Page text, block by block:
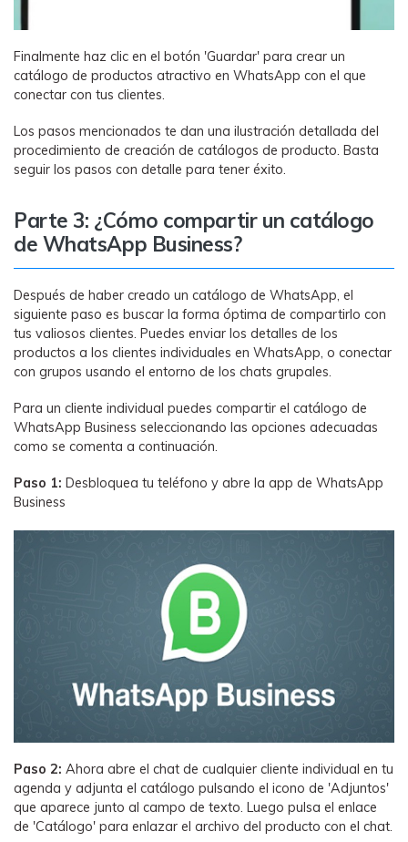
Finalmente haz clic en el botón 'Guardar' para crear un
catálogo de productos atractivo en WhatsApp con el que
conectar con tus clientes.
Los pasos mencionados te dan una ilustración detallada del
procedimiento de creación de catálogos de producto. Basta
seguir los pasos con detalle para tener éxito.
Parte 3: ¿Cómo compartir un catálogo
de WhatsApp Business?
Después de haber creado un catálogo de WhatsApp, el
siguiente paso es buscar la forma óptima de compartirlo con
tus valiosos clientes. Puedes enviar los detalles de los
productos a los clientes individuales en WhatsApp, o conectar
con grupos usando el entorno de los chats grupales.
Para un cliente individual puedes compartir el catálogo de
WhatsApp Business seleccionando las opciones adecuadas
como se comenta a continuación.
Paso 1: Desbloquea tu teléfono y abre la app de WhatsApp
Business
Paso 2: Ahora abre el chat de cualquier cliente individual en tu
agenda y adjunta el catálogo pulsando el icono de 'Adjuntos'
que aparece junto al campo de texto. Luego pulsa el enlace
de 'Catálogo' para enlazar el archivo del producto con el chat.